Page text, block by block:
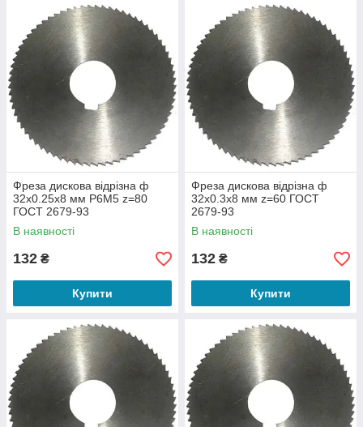
Фреза дискова відрізна ф
32х0.25х8 мм Р6М5 z=80
ГОСТ 2679-93
В наявності
132 ₴
Купити
Фреза дискова відрізна ф
32х0.3х8 мм z=60 ГОСТ
2679-93
В наявності
132 ₴
Купити